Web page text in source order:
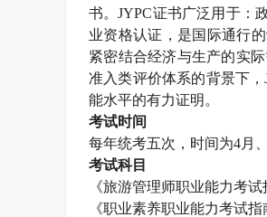
书。JYPC证书广泛用于：
业资格认证，是国际通行
紧密结合经济与生产的实
准入类评价体系的背景下，
能水平的有力证明。
考试时间
每年统考五次，时间为4月、
考试科目
《旅游管理师职业能力考
《职业素养职业能力考试指